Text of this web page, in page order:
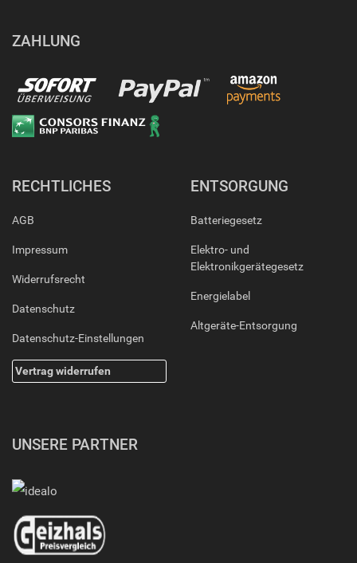
ZAHLUNG
RECHTLICHES
AGB
Impressum
Widerrufsrecht
Datenschutz
Datenschutz-Einstellungen
Vertrag widerrufen
ENTSORGUNG
Batteriegesetz
Elektro- und
Elektronikgerätegesetz
Energielabel
Altgeräte-Entsorgung
UNSERE PARTNER